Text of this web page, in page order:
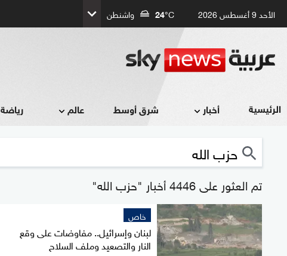
الأحد 9 أغسطس 2026 24°C واشنطن
الرئيسية أخبار شرق أوسط عالم رياضة
تم العثور على 4446 أخبار "حزب الله"
خاص
لبنان وإسرائيل.. مفاوضات على وقع
النار والتصعيد وملف السلاح